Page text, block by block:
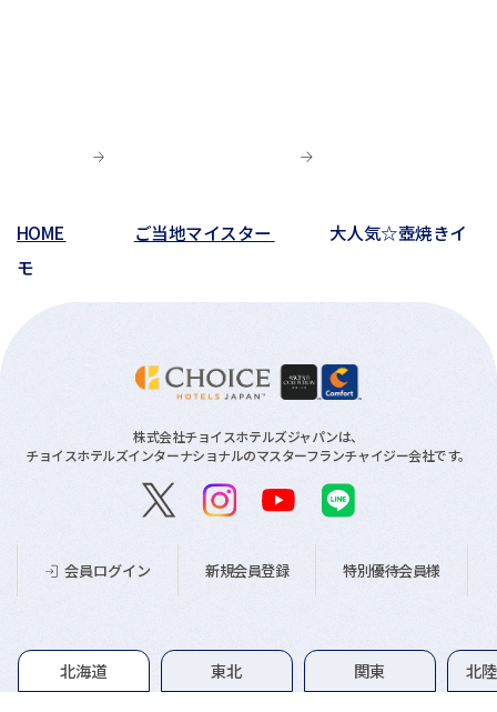
HOME ご当地マイスター
大人気☆壺焼きイ
モ
株式会社チョイスホテルズジャパンは、
チョイスホテルズインターナショナルのマスターフランチャイジー会社です。
会員ログイン 新規会員登録 特別優待会員様
グループホテル一覧
北海道 東北 関東 北